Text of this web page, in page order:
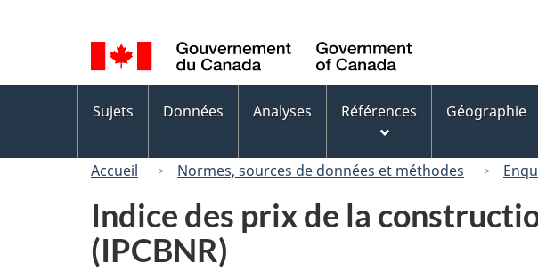
de
la
langue
Canada
des
Sujets Données Analyses Références Géographie
Accueil Normes, sources de données et méthodes
Indice des prix de la
(IPCBNR)